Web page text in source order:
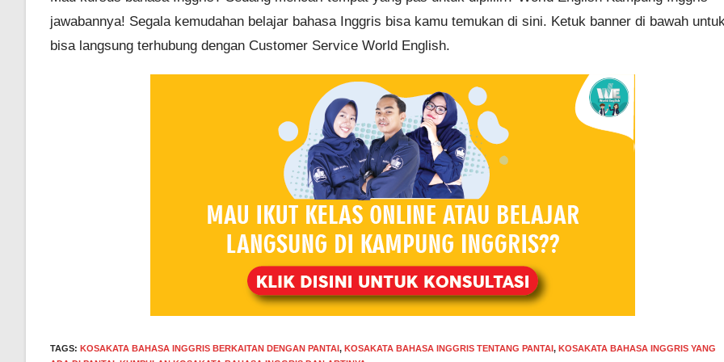
jawabannya! Segala kemudahan belajar bahasa Inggris bisa kamu temukan di sini. Ketuk banner di bawah
bisa langsung terhubung dengan Customer Service World English.
TAGS: KOSAKATA BAHASA INGGRIS BERKAITAN DENGAN PANTAI, KOSAKATA BAHASA INGGRIS TENTANG PANTAI, KOSAKATA BAHASA INGGRIS YANG